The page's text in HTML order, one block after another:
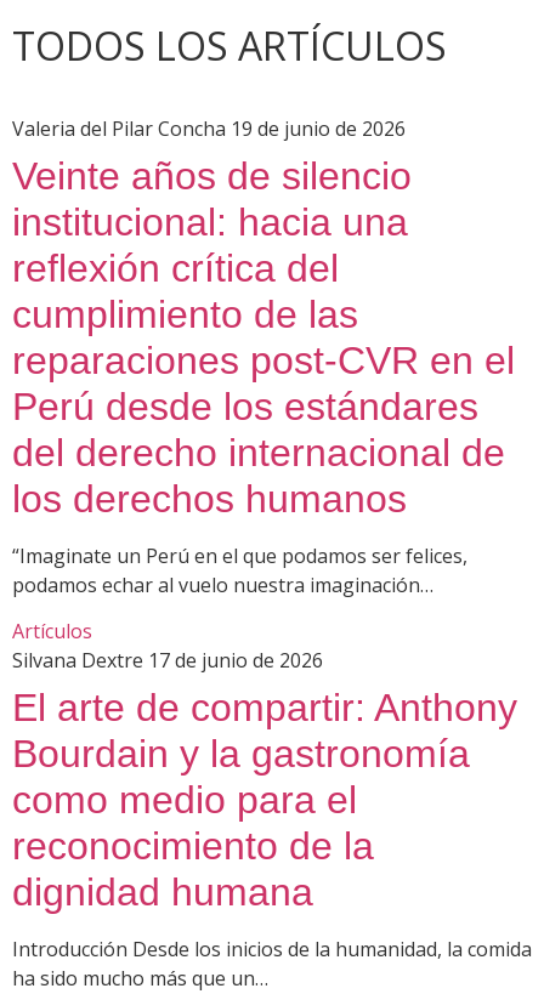
TODOS LOS ARTÍCULOS
Valeria del Pilar Concha 19 de junio de 2026
Veinte años de silencio
institucional: hacia una
reflexión crítica del
cumplimiento de las
reparaciones post-CVR en el
Perú desde los estándares
del derecho internacional de
los derechos humanos
“Imaginate un Perú en el que podamos ser felices,
podamos echar al vuelo nuestra imaginación…
Artículos
Silvana Dextre 17 de junio de 2026
El arte de compartir: Anthony
Bourdain y la gastronomía
como medio para el
reconocimiento de la
dignidad humana
Introducción Desde los inicios de la humanidad, la comida
ha sido mucho más que un…